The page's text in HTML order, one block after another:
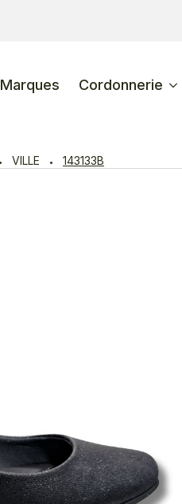
Marques Cordonnerie
VILLE 143133B